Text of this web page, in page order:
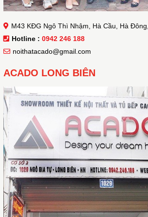
M43 KĐG Ngô Thì Nhậm, Hà Cầu, Hà
Hotline : 0942 246 188
noithatacado@gmail.com
ACADO LONG BIÊN